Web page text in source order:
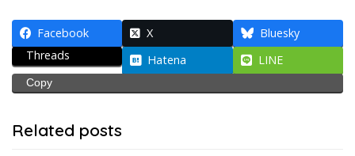
Facebook X
Bluesky
Threads
Hatena LINE
Copy
Related posts